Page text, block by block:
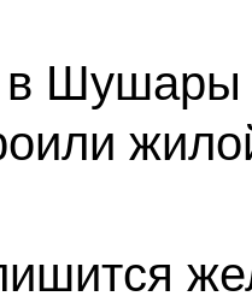
в Шушары